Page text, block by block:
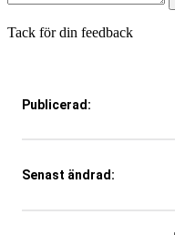
Tack för din feedback
Publicerad:
Senast ändrad: